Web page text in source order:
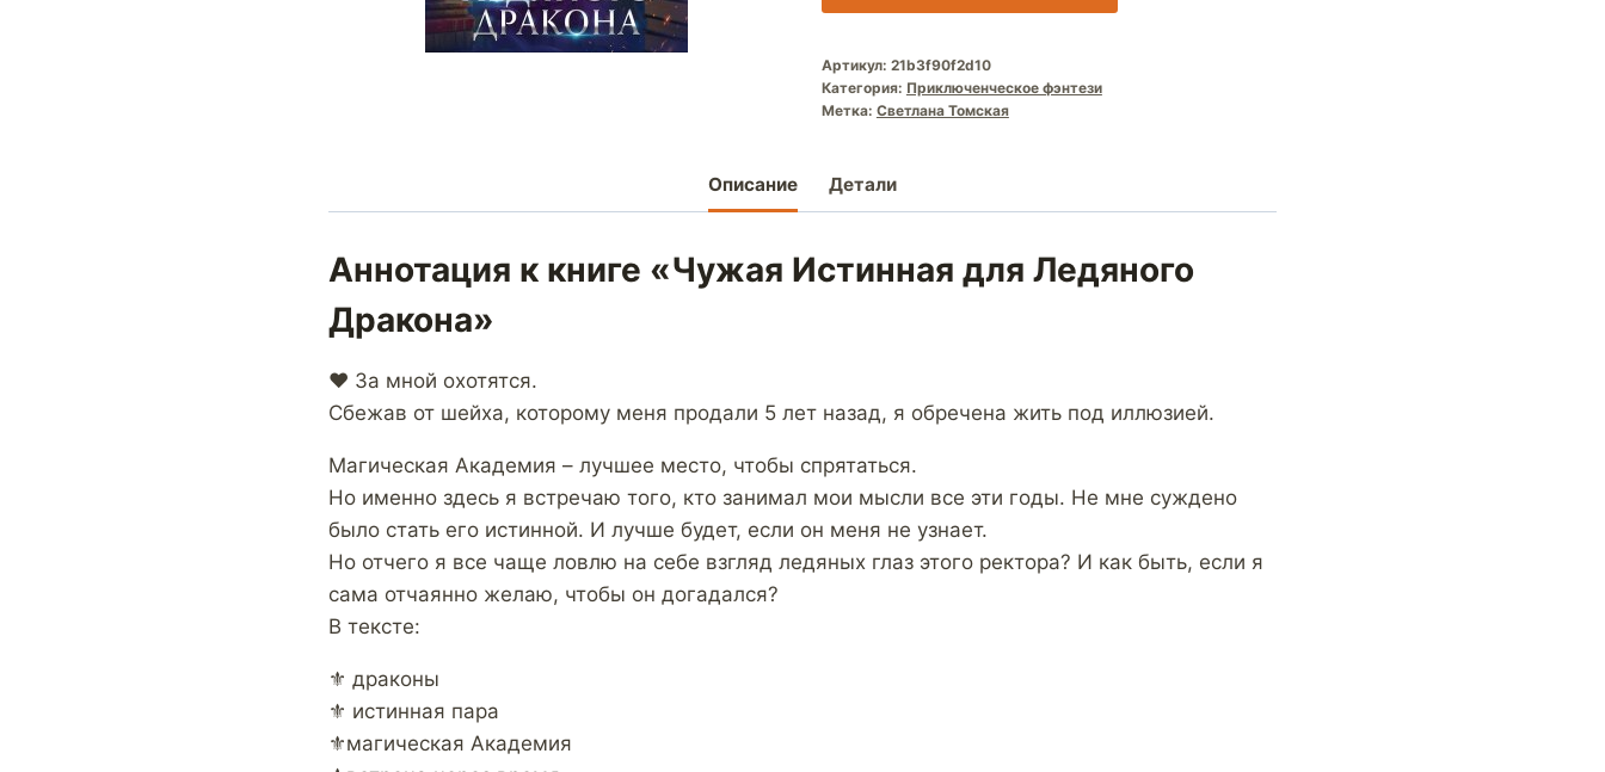
Артикул: 21b3f90f2d10
Категория: Приключенческое фэнтези
Метка: Светлана Томская
Описание Детали
Аннотация к книге «Чужая Истинная для Ледяного
Дракона»
❤️ За мной охотятся.
Сбежав от шейха, которому меня продали 5 лет назад, я обречена жить под иллюзией.
Магическая Академия – лучшее место, чтобы спрятаться.
Но именно здесь я встречаю того, кто занимал мои мысли все эти годы. Не мне суждено
было стать его истинной. И лучше будет, если он меня не узнает.
Но отчего я все чаще ловлю на себе взгляд ледяных глаз этого ректора? И как быть, если я
сама отчаянно желаю, чтобы он догадался?
В тексте:
⚜️ драконы
⚜️ истинная пара
⚜️магическая Академия